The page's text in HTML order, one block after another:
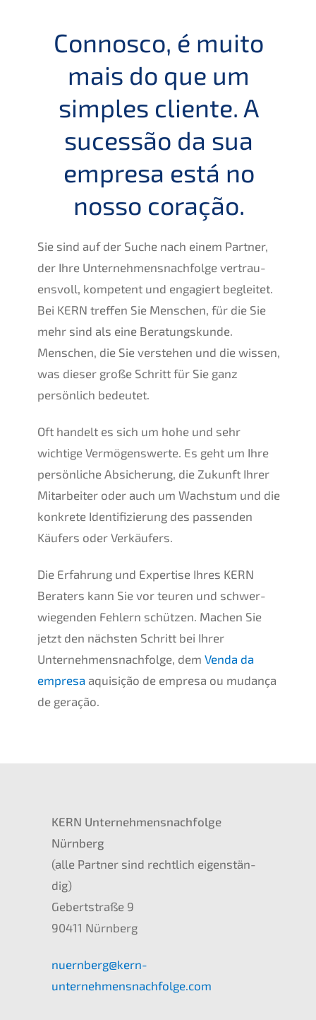
Conno­sco, é muito
mais do que um
simples cliente. A
suces­são da sua
empre­sa está no
nosso coração.
Sie sind auf der Suche nach einem Partner,
der Ihre Unternehmens­nachfolge vertrau­
ens­voll, kompe­tent und engagiert beglei­tet.
Bei KERN treffen Sie Menschen, für die Sie
mehr sind als eine Beratungs­kun­de.
Menschen, die Sie verste­hen und die wissen,
was dieser große Schritt für Sie ganz
persön­lich bedeutet.
Oft handelt es sich um hohe und sehr
wichti­ge Vermö­gens­wer­te. Es geht um Ihre
persön­li­che Absiche­rung, die Zukunft Ihrer
Mitar­bei­ter oder auch um Wachs­tum und die
konkre­te Identi­fi­zie­rung des passen­den
Käufers oder Verkäufers.
Die Erfah­rung und Exper­ti­se Ihres KERN
Beraters kann Sie vor teuren und schwer­
wie­gen­den Fehlern schüt­zen. Machen Sie
jetzt den nächs­ten Schritt bei Ihrer
Unternehmens­nachfolge, dem Venda da
empre­sa aquisi­ção de empre­sa ou mudan­ça
de geração.
KERN Unternehmens­nachfolge
Nürnberg
(alle Partner sind recht­lich eigen­stän­
dig)
Gebert­stra­ße 9
90411 Nürnberg
nuernberg@kern-
unternehmensnachfolge.com